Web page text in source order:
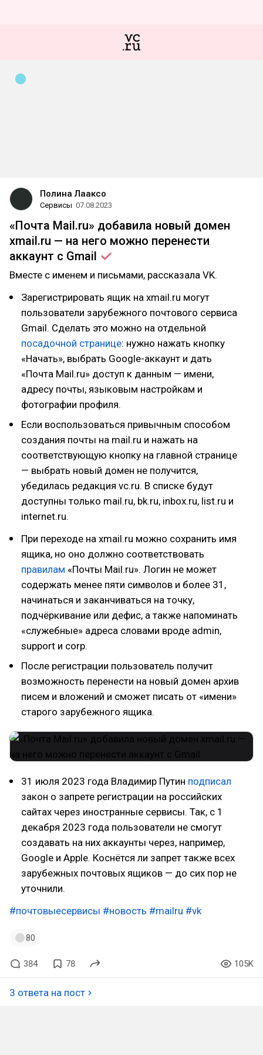
Полина Лааксо
Сервисы 07.08.2023
«Почта Mail.ru» добавила новый домен
xmail.ru — на него можно перенести
аккаунт с Gmail
Вместе с именем и письмами, рассказала VK.
Зарегистрировать ящик на xmail.ru могут
пользователи зарубежного почтового сервиса
Gmail. Сделать это можно на отдельной
посадочной странице: нужно нажать кнопку
«Начать», выбрать Google-аккаунт и дать
«Почта Mail.ru» доступ к данным — имени,
адресу почты, языковым настройкам и
фотографии профиля.
Если воспользоваться привычным способом
создания почты на mail.ru и нажать на
соответствующую кнопку на главной странице
— выбрать новый домен не получится,
убедилась редакция vc.ru. В списке будут
доступны только mail.ru, bk.ru, inbox.ru, list.ru и
internet.ru.
При переходе на xmail.ru можно сохранить имя
ящика, но оно должно соответствовать
правилам «Почты Mail.ru». Логин не может
содержать менее пяти символов и более 31,
начинаться и заканчиваться на точку,
подчёркивание или дефис, а также напоминать
«служебные» адреса словами вроде admin,
support и corp.
После регистрации пользователь получит
возможность перенести на новый домен архив
писем и вложений и сможет писать от «имени»
старого зарубежного ящика.
31 июля 2023 года Владимир Путин подписал
закон о запрете регистрации на российских
сайтах через иностранные сервисы. Так, с 1
декабря 2023 года пользователи не смогут
создавать на них аккаунты через, например,
Google и Apple. Коснётся ли запрет также всех
зарубежных почтовых ящиков — до сих пор не
уточнили.
#почтовыесервисы #новость #mailru #vk
80
384 78 105K
3 ответа на пост